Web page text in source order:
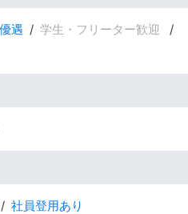
遇
学生・フリーター歓迎
社員登用あり